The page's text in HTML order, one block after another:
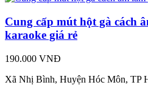
Cung cấp mút hột gà cách
karaoke giá rẻ
190.000 VNĐ
Xã Nhị Bình, Huyện Hóc Môn, TP